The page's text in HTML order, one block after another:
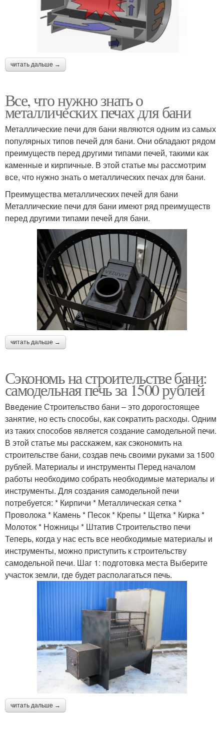
читать дальше →
Все, что нужно знать о
металлических печах для бани
Металлические печи для бани являются одним из самых
популярных типов печей для бани. Они обладают рядом
преимуществ перед другими типами печей, такими как
каменные и кирпичные. В этой статье мы рассмотрим
все, что нужно знать о металлических печах для бани.
Преимущества металлических печей для бани
Металлические печи для бани имеют ряд преимуществ
перед другими типами печей для бани.
читать дальше →
Сэкономь на строительстве бани:
самодельная печь за 1500 рублей
Введение Строительство бани – это дорогостоящее
занятие, но есть способы, как сократить расходы. Одним
из таких способов является создание самодельной печи.
В этой статье мы расскажем, как сэкономить на
строительстве бани, создав печь своими руками за 1500
рублей. Материалы и инструменты Перед началом
работы необходимо собрать необходимые материалы и
инструменты. Для создания самодельной печи
потребуется: * Кирпичи * Металлическая сетка *
Проволока * Камень * Песок * Крепы * Щетка * Кирка *
Молоток * Ножницы * Штатив Строительство печи
Теперь, когда у нас есть все необходимые материалы и
инструменты, можно приступить к строительству
самодельной печи. Шаг 1: подготовка места Выберите
участок земли, где будет располагаться печь.
читать дальше →